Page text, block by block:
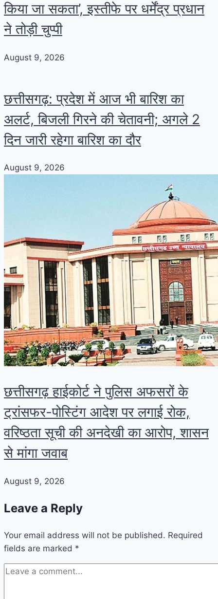
किया जा सकता’, इस्तीफे पर धर्मेंद्र प्रधान
ने तोड़ी चुप्पी
August 9, 2026
छत्तीसगढ़: प्रदेश में आज भी बारिश का
अलर्ट, बिजली गिरने की चेतावनी; अगले 2
दिन जारी रहेगा बारिश का दौर
August 9, 2026
छत्तीसगढ़ हाईकोर्ट ने पुलिस अफसरों के
ट्रांसफर-पोस्टिंग आदेश पर लगाई रोक,
वरिष्ठता सूची की अनदेखी का आरोप, शासन
से मांगा जवाब
August 9, 2026
Leave a Reply
Your email address will not be published. Required
fields are marked *